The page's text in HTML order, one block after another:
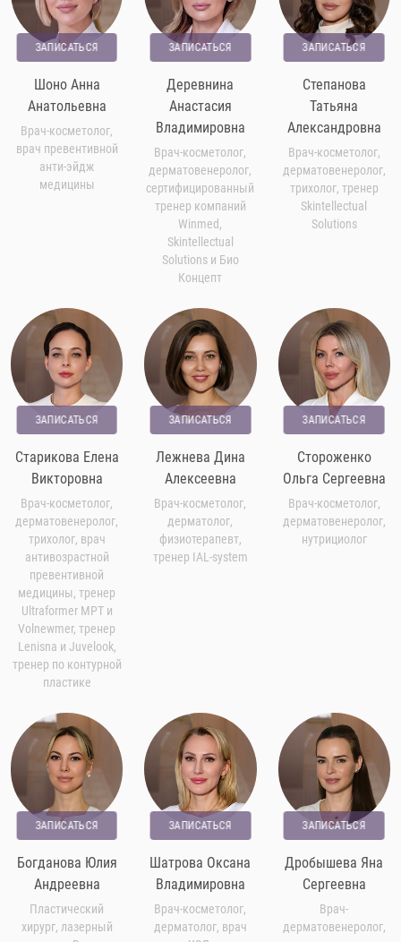
ЗАПИСАТЬСЯ
Шоно Анна
Анатольевна
Врач-косметолог,
врач превентивной
анти-эйдж
медицины
ЗАПИСАТЬСЯ
Деревнина
Анастасия
Владимировна
Врач-косметолог,
дерматовенеролог,
сертифицированный
тренер компаний
Winmed,
Skintellectual
Solutions и Био
Концепт
ЗАПИСАТЬСЯ
Степанова
Татьяна
Александровна
Врач-косметолог,
дерматовенеролог,
трихолог, тренер
Skintellectual
Solutions
ЗАПИСАТЬСЯ
Старикова Елена
Викторовна
Врач-косметолог,
дерматовенеролог,
трихолог, врач
антивозрастной
превентивной
медицины, тренер
Ultraformer MPT и
Volnewmer, тренер
Lenisna и Juvelook,
тренер по контурной
пластике
ЗАПИСАТЬСЯ
Лежнева Дина
Алексеевна
Врач-косметолог,
дерматолог,
физиотерапевт,
тренер IAL-system
ЗАПИСАТЬСЯ
Стороженко
Ольга Сергеевна
Врач-косметолог,
дерматовенеролог,
нутрициолог
ЗАПИСАТЬСЯ
Богданова Юлия
Андреевна
Пластический
хирург, лазерный
ЗАПИСАТЬСЯ
Шатрова Оксана
Владимировна
Врач-косметолог,
дерматолог, врач
ЗАПИСАТЬСЯ
Дробышева Яна
Сергеевна
Врач-
дерматовенеролог,